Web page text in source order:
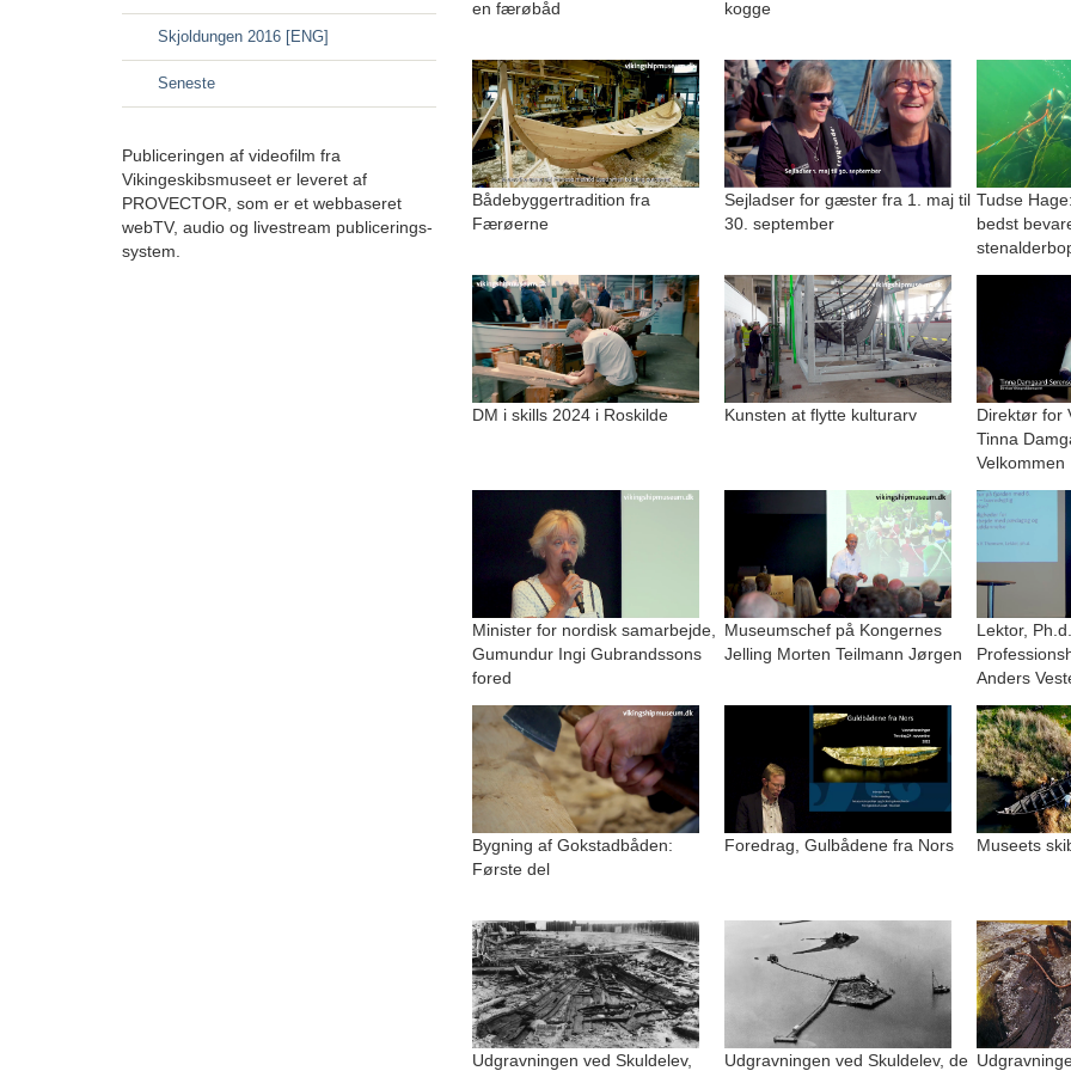
Skjoldungen 2016 [ENG]
Seneste
Publiceringen af videofilm fra
Vikingeskibsmuseet er leveret af
PROVECTOR, som er et webbaseret
webTV, audio og livestream publicerings-
system.
en færøbåd kogge
Bådebyggertradition fra
Færøerne
Sejladser for gæster fra 1. maj til
30. september
Tudse
bedst
DM i skills 2024 i Roskilde Kunsten at flytte kulturarv
Direktør for
Tinna
Velkommen
Minister for nordisk samarbejde,
Gumundur Ingi Gubrandssons
fored
Museumschef på Kongernes
Jelling Morten Teilmann Jørgen
Lektor, Ph.d.
Anders
Bygning af Gokstadbåden:
Første del
Foredrag, Gulbådene fra Nors Museets
Udgravningen ved Skuldelev, Udgravningen ved Skuldelev, de